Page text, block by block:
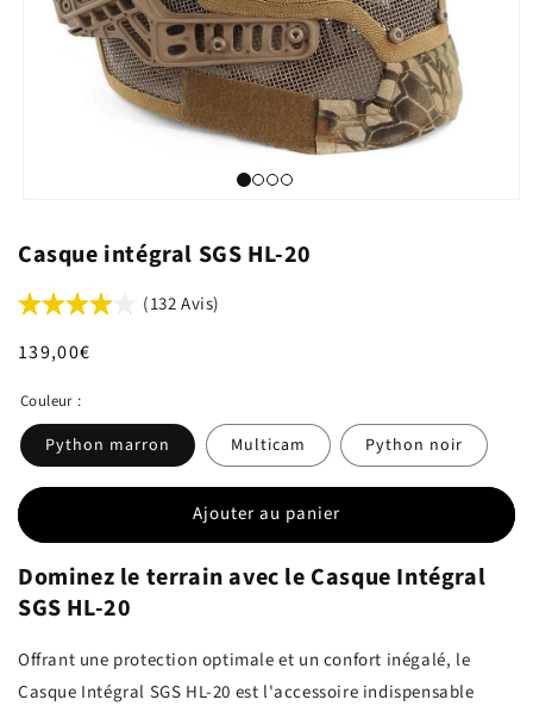
Casque intégral SGS HL-20
(132 Avis)
Prix
139,00€
Couleur :
Python marron Multicam Python noir
Ajouter au panier
Dominez le terrain avec le Casque Intégral
SGS HL-20
Offrant une protection optimale et un confort inégalé, le
Casque Intégral SGS HL-20 est l'accessoire indispensable